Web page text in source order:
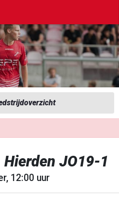
JO19-1
12:00 uur